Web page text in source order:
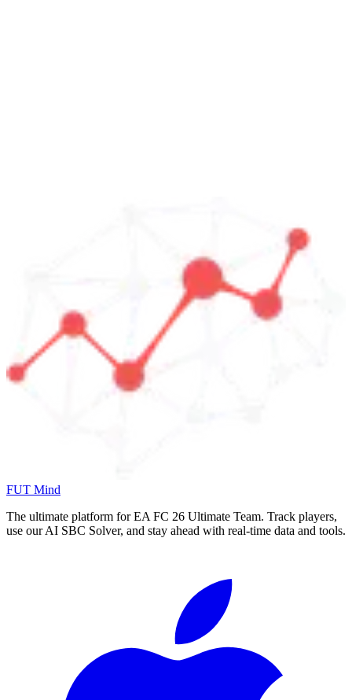
FUT Mind
The ultimate platform for EA FC 26 Ultimate Team. Track players,
use our AI SBC Solver, and stay ahead with real-time data and tools.